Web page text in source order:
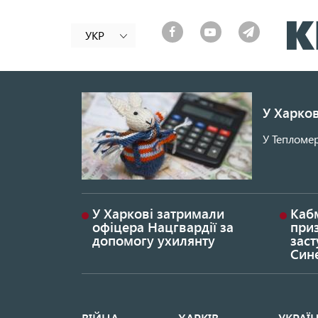
УКР
У
У
У Харкові затримали
офіцера Нацгвардії за
допомогу ухилянту